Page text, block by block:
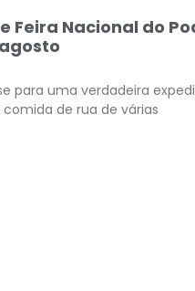
Feira Nacional do
para uma verdadeira
de rua de várias